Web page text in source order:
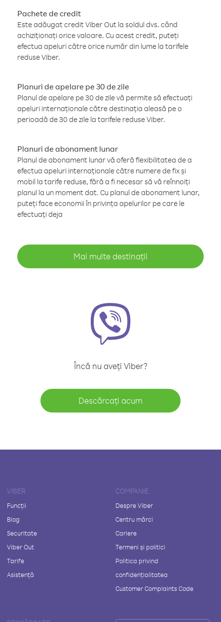
Pachete de credit
Este adăugat credit Viber Out la soldul dvs. când
achiziționați orice valoare. Cu acest credit, puteți
efectua apeluri către orice număr din lume la tarifele
reduse Viber.
Planuri de apelare pe 30 de zile
Planul de apelare pe 30 de zile vă permite să efectuați
apeluri internaționale către destinația aleasă pe o
perioadă de 30 de zile la tarifele reduse Viber.
Planuri de abonament lunar
Planul de abonament lunar vă oferă flexibilitatea de a
efectua apeluri internaționale către numere de fix și
mobil la tarife reduse, fără a fi necesar să vă reînnoiți
planul la un moment dat. Cu planul de abonament lunar,
puteți face economii în privința apelurilor pe care le
efectuați deja
Mai multe destinații
Încă nu aveți Viber?
Descărcați acum
VIBER
Funcții
Blog
Securitate
Viber Out
Tarife
Asistență
COMPANIE
Despre Viber
Centru mărci
Cariere
Termeni și politici
Politica privind
confidențialitatea
Customer Complaints Code